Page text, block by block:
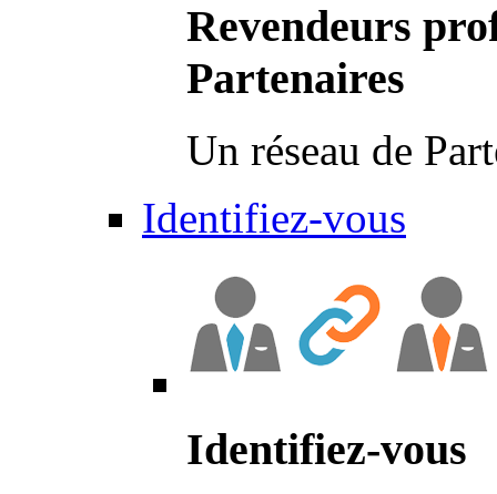
Revendeurs
Partenaires
Un réseau de
Identifiez-vous
Identifiez-vous